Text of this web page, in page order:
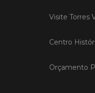
Visite Torres
Centro
Orçamento